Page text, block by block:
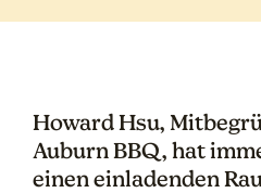
Howard Hsu,
Auburn BBQ, hat
einen einladenden